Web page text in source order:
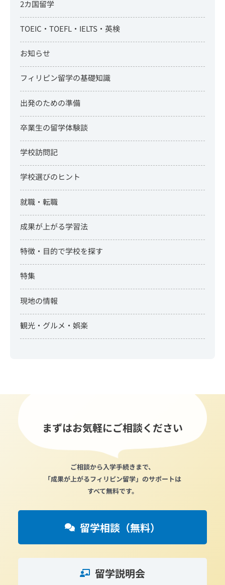
2カ国留学
TOEIC・TOEFL・IELTS・英検
お知らせ
フィリピン留学の基礎知識
出発のための準備
卒業生の留学体験談
学校訪問記
学校選びのヒント
就職・転職
成果が上がる学習法
特徴・目的で学校を探す
特集
現地の情報
観光・グルメ・娯楽
まずはお気軽にご相談ください
ご相談から入学手続きまで、
「成果が上がるフィリピン留学」のサポートは
すべて無料です。
留学相談（無料）
留学説明会